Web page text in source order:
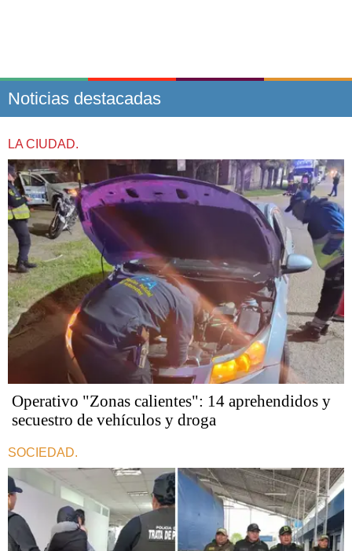
Noticias destacadas
LA CIUDAD.
Operativo "Zonas calientes": 14 aprehendidos y
secuestro de vehículos y droga
SOCIEDAD.